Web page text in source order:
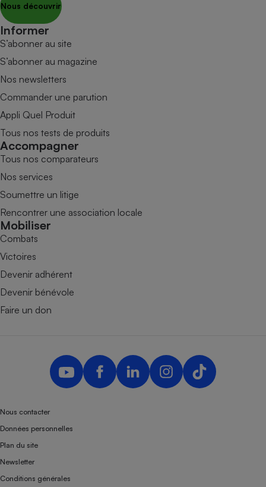
Nous découvrir
Informer
S’abonner au site
S’abonner au magazine
Nos newsletters
Commander une parution
Appli Quel Produit
Tous nos tests de produits
Accompagner
Tous nos comparateurs
Nos services
Soumettre un litige
Rencontrer une association locale
Mobiliser
Combats
Victoires
Devenir adhérent
Devenir bénévole
Faire un don
Nous contacter
Données personnelles
Plan du site
Newsletter
Conditions générales